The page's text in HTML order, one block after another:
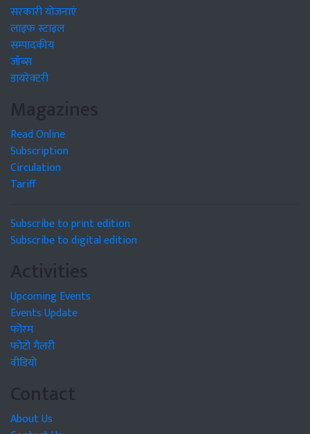
सरकारी योजनाएं
लाइफ स्टाइल
सम्पादकीय
जॉब्स
डायरेक्टरी
Magazines
Read Online
Subscription
Circulation
Tariff
Subscribe to print edition
Subscribe to digital edition
Activities
Upcoming Events
Events Update
फोरम
फोटो गैलरी
वीडियो
Contact
About Us